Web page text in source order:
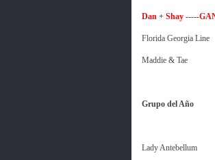
Dan + Shay -----
Florida Georgia Line
Maddie & Tae
Grupo del Año
Lady Antebellum